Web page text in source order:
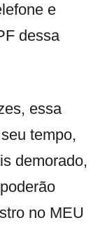
e
dessa
essa
tempo,
demorado,
no MEU